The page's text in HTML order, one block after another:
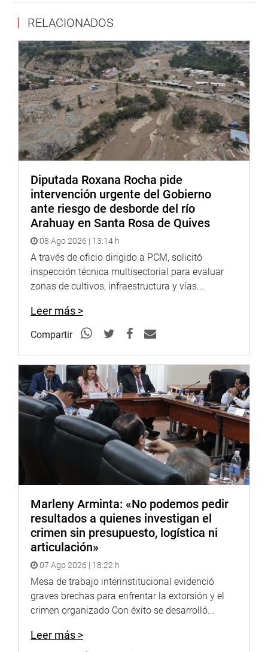
reafirma su compromiso de promover políticas inclusivas
y proteger los derechos de la infancia, especialmente en
las zonas más vulnerables del país, en colaboración con
diferentes sectores del Estado y la sociedad civil.
DESPACHO CONGRESAL
RELACIONADOS
Diputada Roxana Rocha pide
intervención urgente del Gobierno
ante riesgo de desborde del río
Arahuay en Santa Rosa de Quives
08 Ago 2026 | 13:14 h
A través de oficio dirigido a PCM, solicitó
inspección técnica multisectorial para evaluar
zonas de cultivos, infraestructura y vías...
Leer más >
Compartir
Marleny Arminta: «No podemos pedir
resultados a quienes investigan el
crimen sin presupuesto, logística ni
articulación»
07 Ago 2026 | 18:22 h
Mesa de trabajo interinstitucional evidenció
graves brechas para enfrentar la extorsión y el
crimen organizado Con éxito se desarrolló...
Leer más >